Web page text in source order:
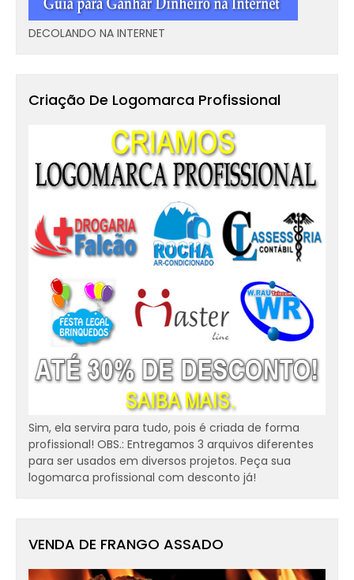
DECOLANDO NA INTERNET
Criação De Logomarca Profissional
Sim, ela servira para tudo, pois é criada de forma
profissional! OBS.: Entregamos 3 arquivos diferentes
para ser usados em diversos projetos. Peça sua
logomarca profissional com desconto já!
VENDA DE FRANGO ASSADO